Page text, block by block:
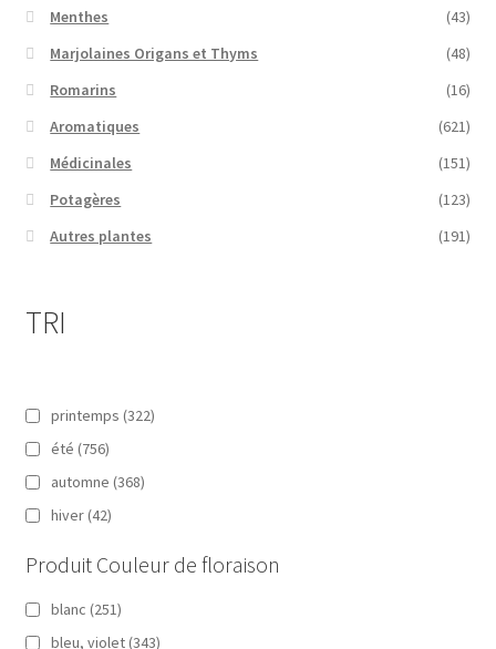
Menthes
(43)
Marjolaines Origans et Thyms
(48)
Romarins
(16)
Aromatiques
(621)
Médicinales
(151)
Potagères
(123)
Autres plantes
(191)
TRI
printemps (322)
été (756)
automne (368)
hiver (42)
Produit Couleur de floraison
blanc (251)
bleu, violet (343)